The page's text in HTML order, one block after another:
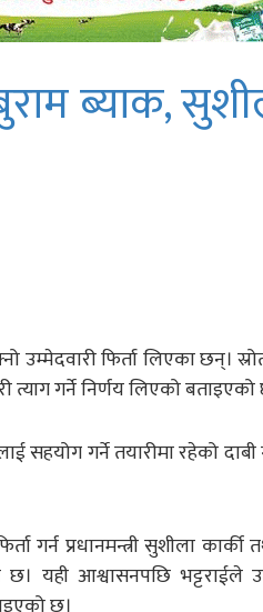
ब्याक,
उम्मेदवारी फिर्ता लिएका छन्।
त्याग गर्ने निर्णय लिएको
सहयोग गर्ने तयारीमा रहेको
गर्न प्रधानमन्त्री सुशीला
यही आश्वासनपछि भट्टराईले